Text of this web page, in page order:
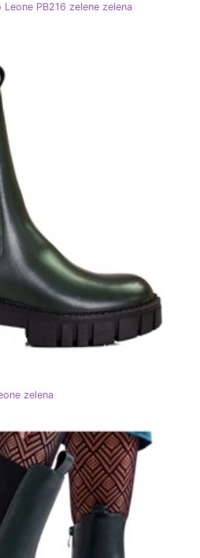
PB216 zelene zelena
zelena